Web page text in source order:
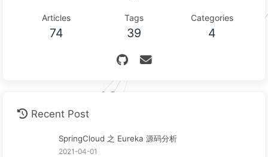
Articles
74
Tags
39
Categories
4
Recent Post
SpringCloud 之 Eureka 源码分析
2021-04-01